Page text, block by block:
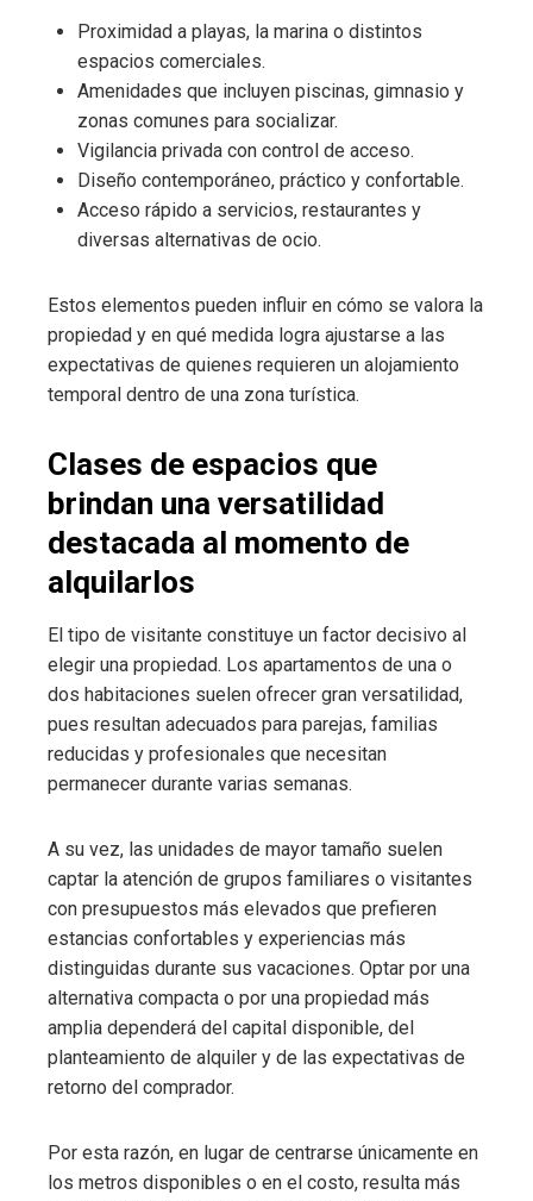
Proximidad a playas, la marina o distintos
espacios comerciales.
Amenidades que incluyen piscinas, gimnasio y
zonas comunes para socializar.
Vigilancia privada con control de acceso.
Diseño contemporáneo, práctico y confortable.
Acceso rápido a servicios, restaurantes y
diversas alternativas de ocio.
Estos elementos pueden influir en cómo se valora la
propiedad y en qué medida logra ajustarse a las
expectativas de quienes requieren un alojamiento
temporal dentro de una zona turística.
Clases de espacios que
brindan una versatilidad
destacada al momento de
alquilarlos
El tipo de visitante constituye un factor decisivo al
elegir una propiedad. Los apartamentos de una o
dos habitaciones suelen ofrecer gran versatilidad,
pues resultan adecuados para parejas, familias
reducidas y profesionales que necesitan
permanecer durante varias semanas.
A su vez, las unidades de mayor tamaño suelen
captar la atención de grupos familiares o visitantes
con presupuestos más elevados que prefieren
estancias confortables y experiencias más
distinguidas durante sus vacaciones. Optar por una
alternativa compacta o por una propiedad más
amplia dependerá del capital disponible, del
planteamiento de alquiler y de las expectativas de
retorno del comprador.
Por esta razón, en lugar de centrarse únicamente en
los metros disponibles o en el costo, resulta más